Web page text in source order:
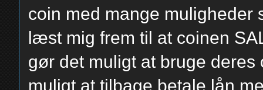
coin med mange muligheder
læst mig frem til at coinen
gør det muligt at bruge
muligt at tilbage betale lån